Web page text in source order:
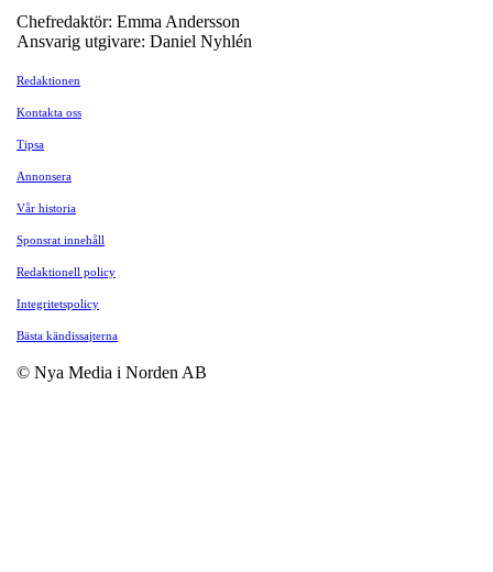
Chefredaktör: Emma Andersson
Ansvarig utgivare: Daniel Nyhlén
Redaktionen
Kontakta oss
Tipsa
Annonsera
Vår historia
Sponsrat innehåll
Redaktionell policy
Integritetspolicy
Bästa kändissajterna
© Nya Media i Norden AB